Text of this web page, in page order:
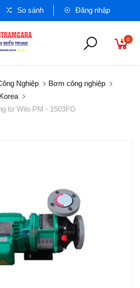
So sánh Đăng nhập
0
Nghiệp
Bơm công nghiệp
từ Wilo PM - 1503FG